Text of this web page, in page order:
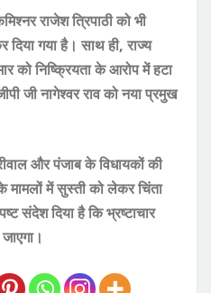
राजेश त्रिपाठी को भी
दिया गया है। साथ ही, राज्य
को निष्क्रियता के आरोप में हटा
जी नागेश्वर राव को नया प्रमुख
और पंजाब के विधायकों की
मामलों में सुस्ती को लेकर चिंता
संदेश दिया है कि भ्रष्टाचार